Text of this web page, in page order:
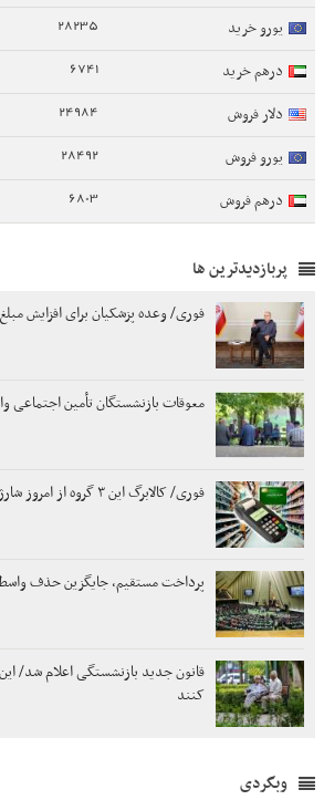
یورو خرید 28235
درهم خرید 6741
دلار فروش 24984
یورو فروش 28492
درهم فروش 6803
پربازدیدترین ها
فوری/ وعده پزشکیان برای افزایش
معوقات بازنشستگان تأمین اجتماعی
فوری/ کالابرگ این ۳ گروه از امروز شارژ شد
پرداخت مستقیم، جایگزین حذف
کنند
وبگردی